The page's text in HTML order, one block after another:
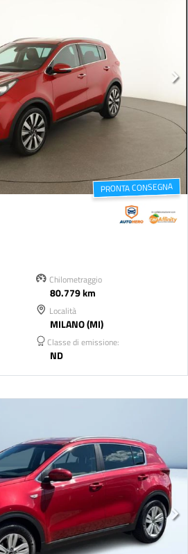
PRONTA CONSEGNA
Chilometraggio
80.779 km
Località
MILANO (MI)
Classe di emissione:
ND